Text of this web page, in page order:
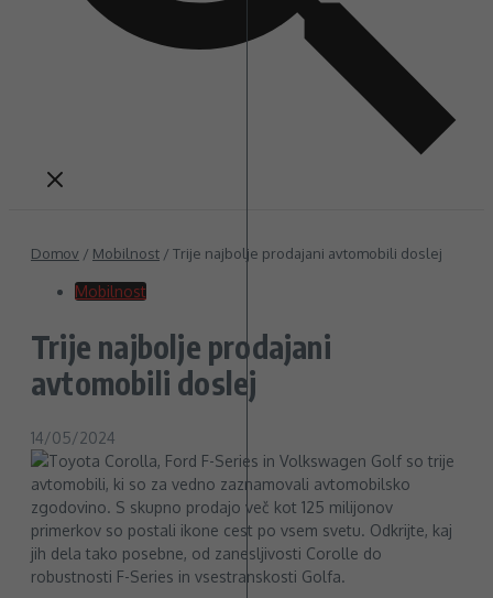
Domov / Mobilnost / Trije najbolje prodajani avtomobili doslej
Mobilnost
Trije najbolje prodajani
avtomobili doslej
14/05/2024